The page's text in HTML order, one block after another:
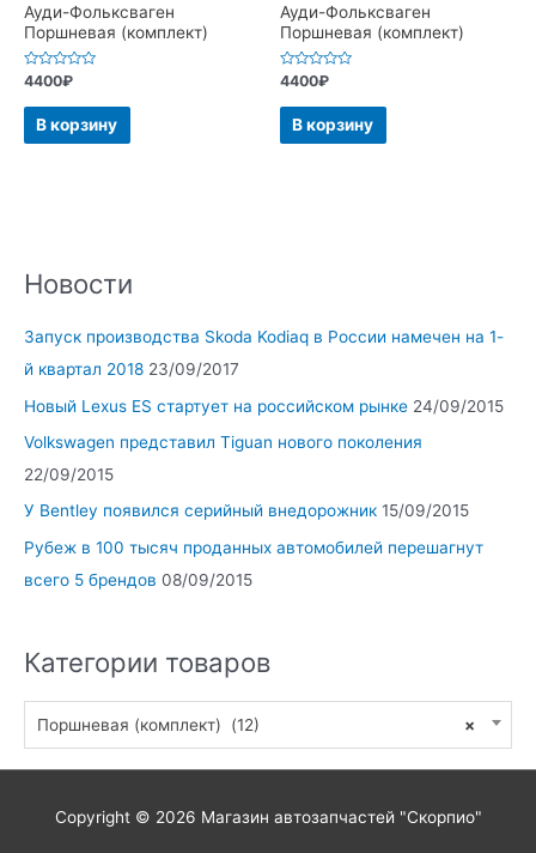
Новости
Запуск производства Skoda Kodiaq в России намечен на 1-
й квартал 2018 23/09/2017
Новый Lexus ES стартует на российском рынке 24/09/2015
Volkswagen представил Tiguan нового поколения
22/09/2015
У Bentley появился серийный внедорожник 15/09/2015
Рубеж в 100 тысяч проданных автомобилей перешагнут
всего 5 брендов 08/09/2015
Категории товаров
×
Поршневая (комплект) (12)
Ауди-Фольксваген
Поршневая (комплект)
Оценка
0
из
4400₽
В корзину
Ауди-Фольксваген
Поршневая (комплект)
Оценка
0
из
4400₽
В корзину
Copyright © 2026 Магазин автозапчастей "Скорпио"